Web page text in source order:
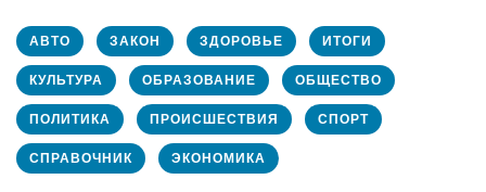
АВТО ЗАКОН ЗДОРОВЬЕ ИТОГИ
КУЛЬТУРА ОБРАЗОВАНИЕ ОБЩЕСТВО
ПОЛИТИКА ПРОИСШЕСТВИЯ СПОРТ
СПРАВОЧНИК ЭКОНОМИКА